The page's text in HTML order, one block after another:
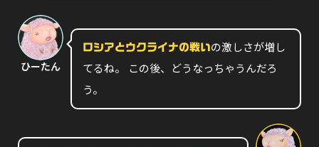
ひーたん
ロシアとウクライナの戦いの激しさが増し
てるね。 この後、どうなっちゃうんだろ
う。